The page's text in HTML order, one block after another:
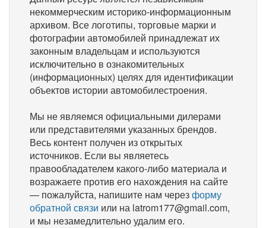
некоммерческим историко-информационным
архивом. Все логотипы, торговые марки и
фотографии автомобилей принадлежат их
законным владельцам и используются
исключительно в ознакомительных
(информационных) целях для идентификации
объектов истории автомобилестроения.
Мы не являемся официальными дилерами
или представителями указанных брендов.
Весь контент получен из открытых
источников. Если вы являетесь
правообладателем какого-либо материала и
возражаете против его нахождения на сайте
— пожалуйста, напишите нам черезформу
обратной связи или на latrom177@gmail.com,
и мы незамедлительно удалим его.